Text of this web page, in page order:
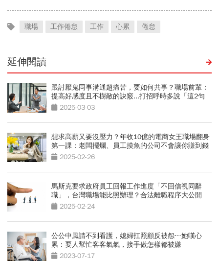
職場 工作倦怠 工作 心累 倦怠
延伸閱讀
跟討厭鬼同事溝通超痛苦，要如何共事？職場前輩：
提高好感度且不樹敵的訣竅...打招呼時多說「這2句
話」2025-03-03
想求高薪又要沒壓力？年收10億的電商女王職場翻身
第一課：老闆擺爛、員工摸魚的公司不會讓你賺到錢
2025-02-26
馬斯克要求政府員工回報工作進度「不回信視同辭
職」，台灣職場能比照辦理？合法離職程序大公開
2025-02-24
公公中風請不到看護，媳婦扛照顧反被怨…她嘆心
累：要人幫忙客客氣氣，接手做怎樣都被嫌
2023-07-17